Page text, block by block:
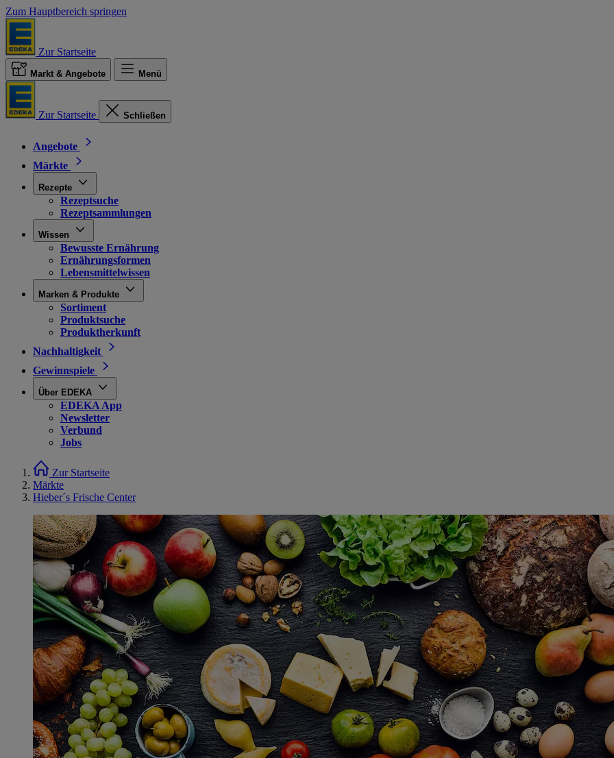
Zum Hauptbereich springen
Zur Startseite
Markt & Angebote Menü
Zur Startseite Schließen
Angebote
Märkte
Rezepte
Rezeptsuche
Rezeptsammlungen
Wissen
Bewusste Ernährung
Ernährungsformen
Lebensmittelwissen
Marken & Produkte
Sortiment
Produktsuche
Produktherkunft
Nachhaltigkeit
Gewinnspiele
Über EDEKA
EDEKA App
Newsletter
Verbund
Jobs
Zur Startseite
Märkte
Hieber´s Frische Center